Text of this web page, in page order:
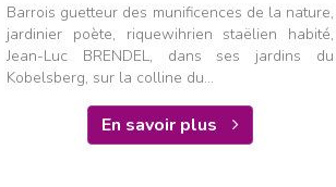
Barrois guetteur des munificences de la nature,
jardinier poète, riquewihrien staëlien habité,
Jean-Luc BRENDEL, dans ses jardins du
Kobelsberg, sur la colline du...
En savoir plus